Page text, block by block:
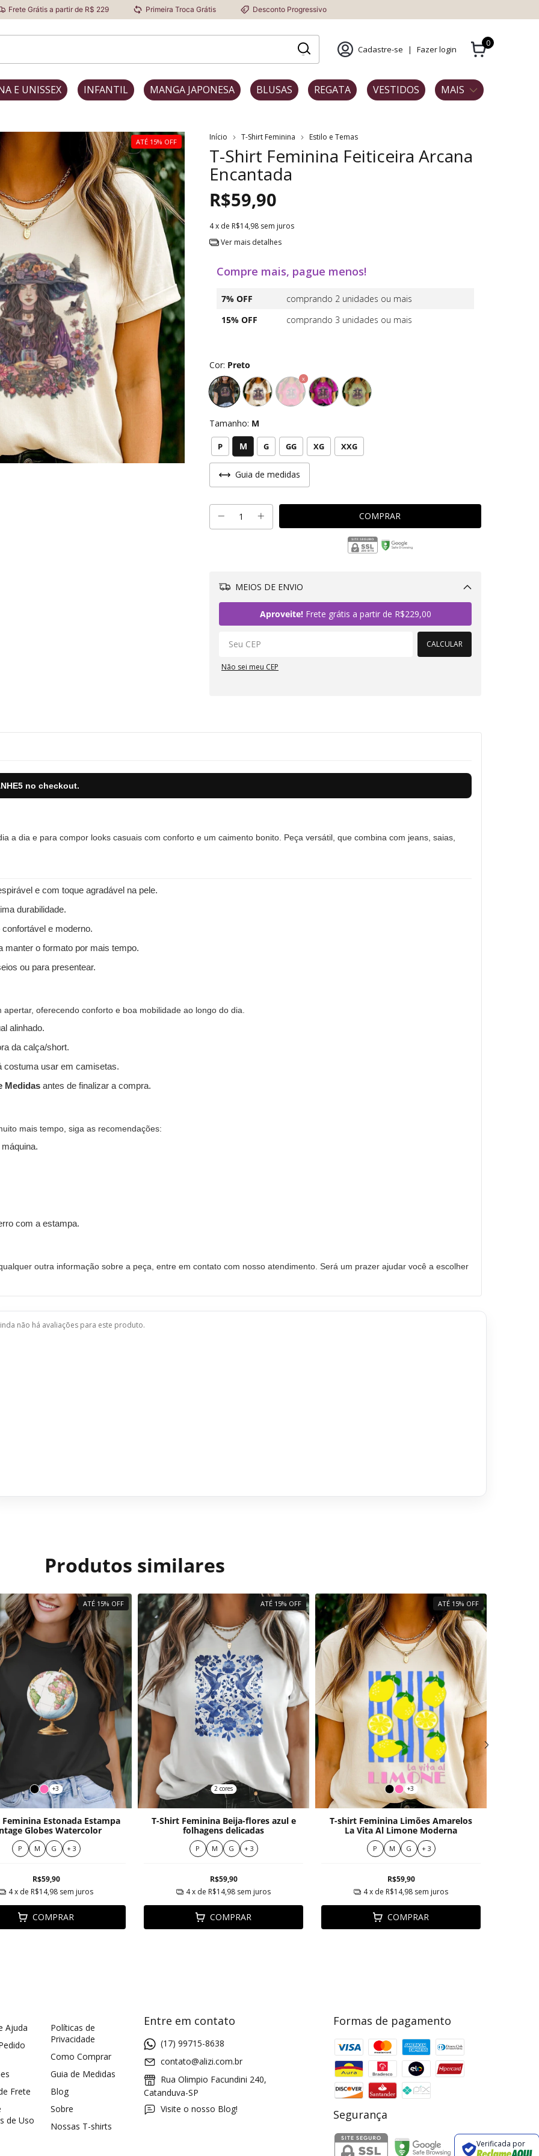
partir de R$ 229 Primeira Troca Grátis Desconto Progressivo
Cadastre-se | Fazer login
0
E UNISSEX INFANTIL MANGA JAPONESA BLUSAS REGATA VESTIDOS MAIS
ATÉ 15% OFF Início T-Shirt Feminina Estilo e Temas
T-Shirt Feminina Feiticeira Arcana
Encantada
R$59,90
4x de R$14,98 sem juros
Ver mais detalhes
Compre mais, pague menos!
7% OFF
comprando 2 unidades ou mais
15% OFF
comprando 3 unidades ou mais
Cor: Preto
Tamanho: M
P M G GG XG XXG
Guia de medidas
MEIOS DE ENVIO
Aproveite!Frete grátis a partir de R$229,00
CALCULAR
Não sei meu CEP
no checkout.
a dia e para compor looks casuais com conforto e um caimento bonito. Peça versátil, que combina com jeans, saias,
e com toque agradável na pele.
durabilidade.
e moderno.
manter o formato por mais tempo.
ou para presentear.
oferecendo conforto e boa mobilidade ao longo do dia.
alinhado.
da calça/short.
costuma usar em camisetas.
Medidas antes de finalizar a compra.
mais tempo, siga as recomendações:
com a estampa.
outra informação sobre a peça, entre em contato com nosso atendimento. Será um prazer ajudar você a escolher
não há avaliações para este produto.
Produtos similares
ATÉ 15% OFF
+3
Estonada Estampa
Globes Watercolor
P M G + 3
R$59,90
4x de R$14,98 sem juros
COMPRAR
ATÉ 15% OFF
2 cores
T-Shirt Feminina Beija-flores azul e
folhagens delicadas
P M G + 3
R$59,90
4x de R$14,98 sem juros
COMPRAR
ATÉ 15% OFF
+3
T-shirt Feminina Limões Amarelos
La Vita Al Limone Moderna
P M G + 3
R$59,90
4x de R$14,98 sem juros
COMPRAR
Ajuda
Frete
de Uso
Políticas de
Privacidade
Como Comprar
Guia de Medidas
Blog
Sobre
Nossas T-shirts
Entre em contato
(17) 99715-8638
contato@alizi.com.br
Rua Olimpio Facundini 240,
Catanduva-SP
Visite o nosso Blog!
Formas de pagamento
Segurança
Verificada por